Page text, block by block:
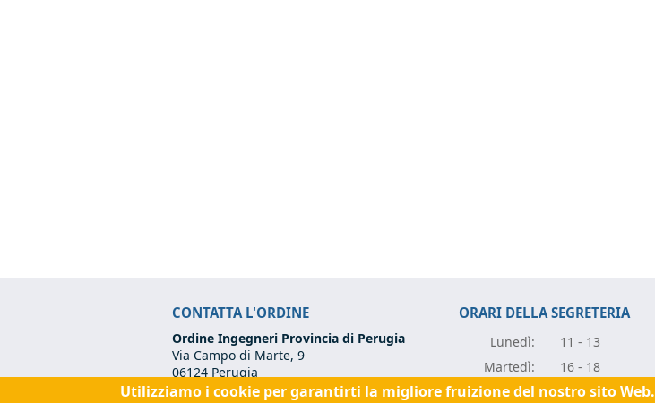
CONTATTA L'ORDINE
Ordine Ingegneri Provincia di Perugia
Via Campo di Marte, 9
06124 Perugia
Codice Fiscale:80017570542
ORARI DELLA SEGRETERIA
Lunedì:
11 - 13
Martedì:
16 - 18
Mercoledì: 11 - 13
Utilizziamo i cookie per garantirti la migliore fruizione del nostro sito Web.